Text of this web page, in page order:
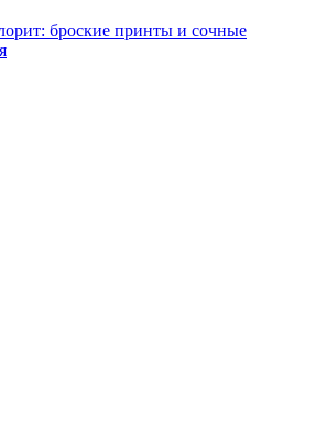
броские принты и сочные